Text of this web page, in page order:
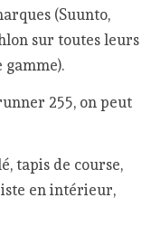
(Suunto,
sur toutes leurs
gamme).
255, on peut
tapis de course,
en intérieur,